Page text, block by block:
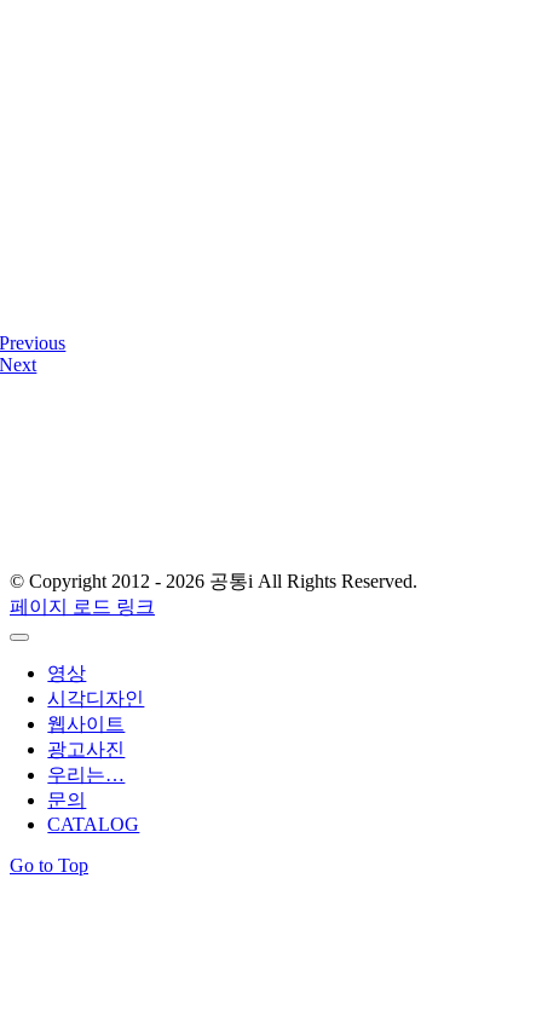
Previous
Next
© Copyright 2012 - 2026 공통i All Rights Reserved.
페이지 로드 링크
영상
시각디자인
웹사이트
광고사진
우리는…
문의
CATALOG
Go to Top